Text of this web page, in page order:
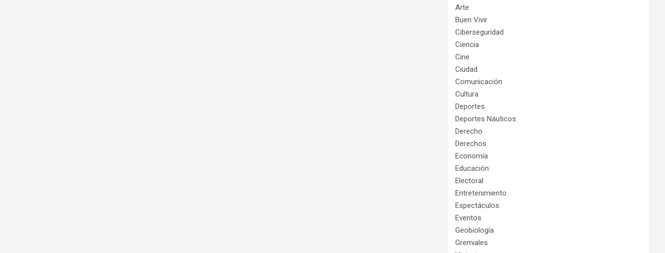
Arte
Buen Vivir
Ciberseguridad
Ciencia
Cine
Ciudad
Comunicación
Cultura
Deportes
Deportes Náuticos
Derecho
Derechos
Economía
Educación
Electoral
Entretenimiento
Espectáculos
Eventos
Geobiología
Gremiales